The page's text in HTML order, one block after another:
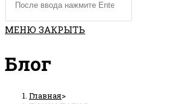
ПО
САЙТУ
сайте
МЕНЮ ЗАКРЫТЬ
Блог
Главная>